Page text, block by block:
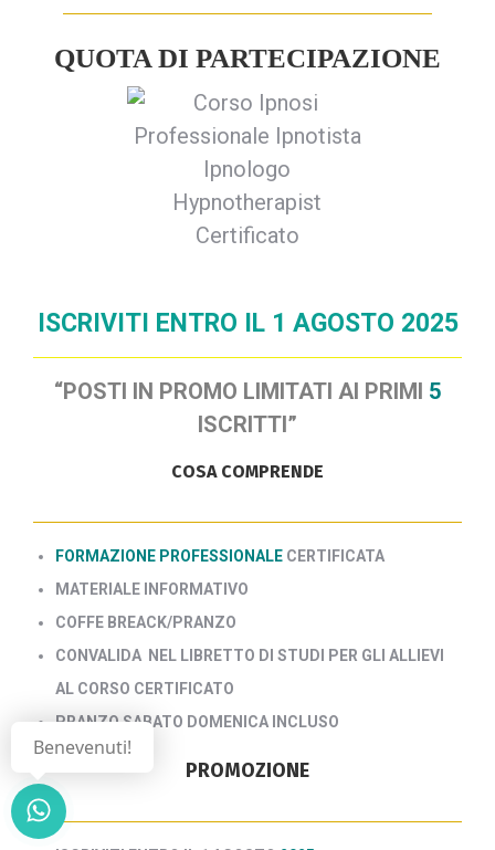
QUOTA DI PARTECIPAZIONE
ISCRIVITI ENTRO IL 1 AGOSTO 2025
“POSTI IN PROMO LIMITATI AI PRIMI 5
ISCRITTI”
COSA COMPRENDE
FORMAZIONE PROFESSIONALE CERTIFICATA
MATERIALE INFORMATIVO
COFFE BREACK/PRANZO
CONVALIDA NEL LIBRETTO DI STUDI PER GLI ALLIEVI
AL CORSO CERTIFICATO
PRANZO SABATO DOMENICA INCLUSO
PROMOZIONE
Benevenuti!